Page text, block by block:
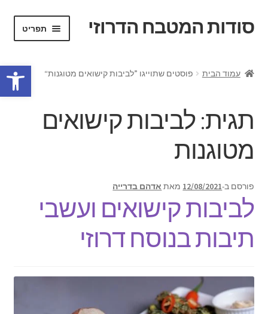
פתח סרגל נגישות
דלג
לניווט
לדלג
לתוכן
סודות המטבח הדרוזי תפריט
צור קשר
קצת עלי
מתכונים מהמטבח הדרוזי
עמוד הבית פוסטים שתוייגו ”לביבות קישואים מטוגנות“
תגית:לביבות קישואים
מטוגנות
פורסם ב-12/08/2021 מאת אדהם בדרייה
לביבות קישואים ועשבי
תיבות בנוסח דרוזי